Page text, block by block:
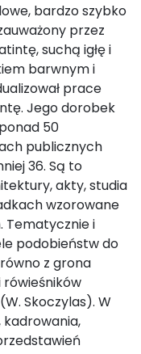
bardzo szybko
przez
suchą igłę i
barwnym i
prace
Jego dorobek
50
publicznych
36. Są to
akty, studia
wzorowane
Tematycznie i
podobieństw do
z grona
rówieśników
Skoczylas). W